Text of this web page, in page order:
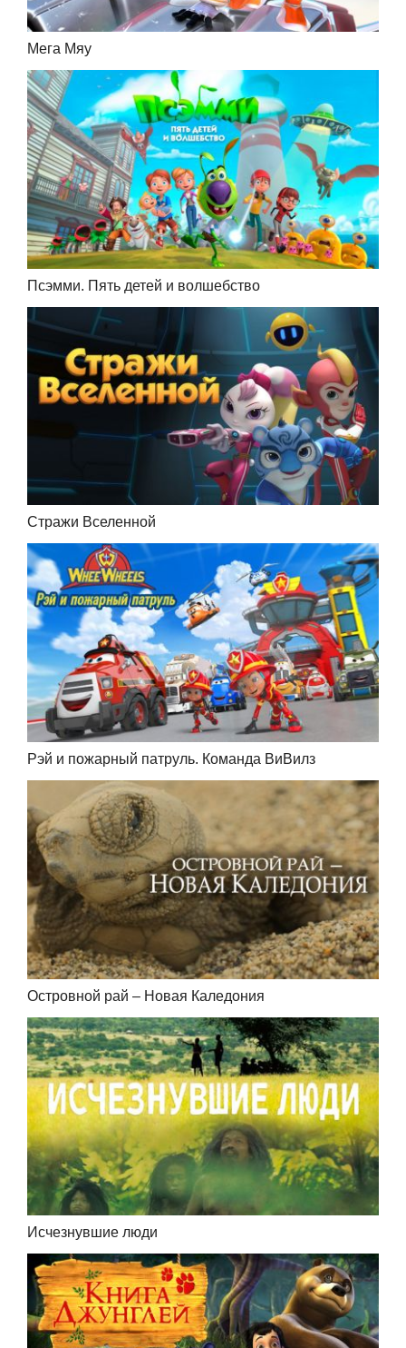
Мега Мяу
Псэмми. Пять детей и волшебство
Стражи Вселенной
Рэй и пожарный патруль. Команда ВиВилз
Островной рай – Новая Каледония
Исчезнувшие люди